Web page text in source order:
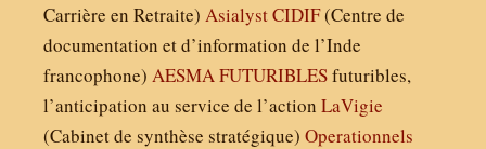
Carrière en Retraite) AsialystCIDIF(Centre de
documentation et d’information de l’Inde
francophone) AESMAFUTURIBLESfuturibles,
l’anticipation au service de l’action LaVigie
(Cabinet de synthèse stratégique) Operationnels